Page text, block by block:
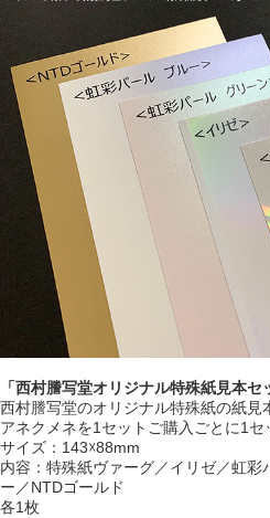
「西村謄写堂オリジナル特殊紙見本セ
西村謄写堂のオリジナル特殊紙の紙見
アネクメネを1セットご購入ごとに1セ
サイズ：143☓88mm
内容：特殊紙ヴァーグ／イリゼ／虹
ー／NTDゴールド
各1枚